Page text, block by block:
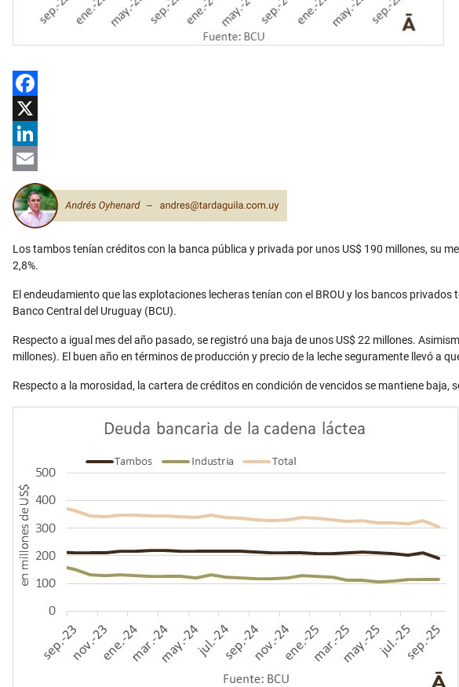
Facebook
X
LinkedIn
Email
Los tambos tenían créditos con la banca pública y privada por unos US$ 190 millones, su
2,8%.
El endeudamiento que las explotaciones lecheras tenían con el BROU y los bancos
Banco Central del Uruguay (BCU).
Respecto a igual mes del año pasado, se registró una baja de unos US$ 22 millones.
millones). El buen año en términos de producción y precio de la leche seguramente llevó a
Respecto a la morosidad, la cartera de créditos en condición de vencidos se mantiene